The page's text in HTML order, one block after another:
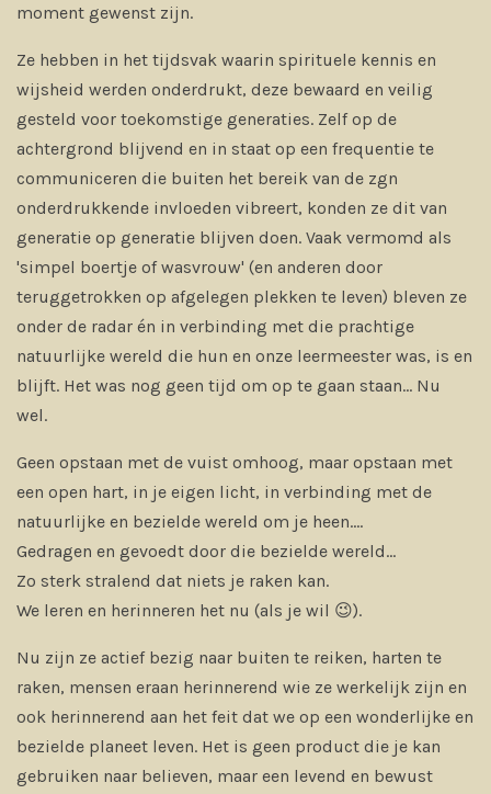
moment gewenst zijn.
Ze hebben in het tijdsvak waarin spirituele kennis en
wijsheid werden onderdrukt, deze bewaard en veilig
gesteld voor toekomstige generaties. Zelf op de
achtergrond blijvend en in staat op een frequentie te
communiceren die buiten het bereik van de zgn
onderdrukkende invloeden vibreert, konden ze dit van
generatie op generatie blijven doen. Vaak vermomd als
'simpel boertje of wasvrouw' (en anderen door
teruggetrokken op afgelegen plekken te leven) bleven ze
onder de radar én in verbinding met die prachtige
natuurlijke wereld die hun en onze leermeester was, is en
blijft. Het was nog geen tijd om op te gaan staan... Nu
wel.
Geen opstaan met de vuist omhoog, maar opstaan met
een open hart, in je eigen licht, in verbinding met de
natuurlijke en bezielde wereld om je heen....
Gedragen en gevoedt door die bezielde wereld...
Zo sterk stralend dat niets je raken kan.
We leren en herinneren het nu (als je wil 😉).
Nu zijn ze actief bezig naar buiten te reiken, harten te
raken, mensen eraan herinnerend wie ze werkelijk zijn en
ook herinnerend aan het feit dat we op een wonderlijke en
bezielde planeet leven. Het is geen product die je kan
gebruiken naar believen, maar een levend en bewust